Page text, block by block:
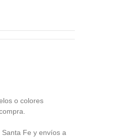
o colores
Fe y envíos a